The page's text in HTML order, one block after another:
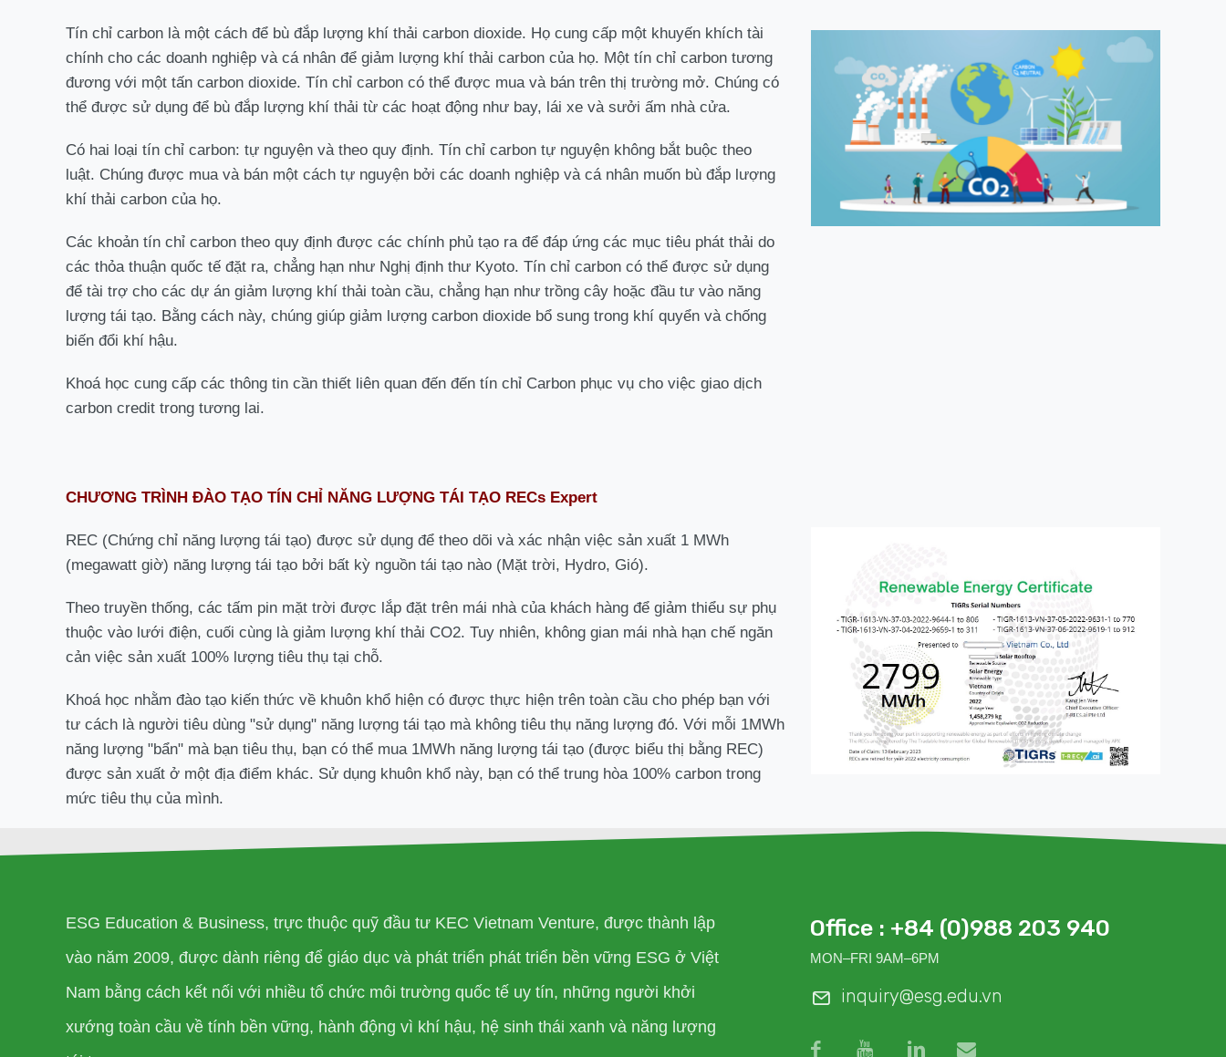
Tín chỉ carbon là một cách để bù đắp lượng khí thải carbon dioxide. Họ cung cấp một khuyến khích tài
chính cho các doanh nghiệp và cá nhân để giảm lượng khí thải carbon của họ. Một tín chỉ carbon tương
đương với một tấn carbon dioxide. Tín chỉ carbon có thể được mua và bán trên thị trường mở. Chúng có
thể được sử dụng để bù đắp lượng khí thải từ các hoạt động như bay, lái xe và sưởi ấm nhà cửa.
Có hai loại tín chỉ carbon: tự nguyện và theo quy định. Tín chỉ carbon tự nguyện không bắt buộc theo
luật. Chúng được mua và bán một cách tự nguyện bởi các doanh nghiệp và cá nhân muốn bù đắp lượng
khí thải carbon của họ.
Các khoản tín chỉ carbon theo quy định được các chính phủ tạo ra để đáp ứng các mục tiêu phát thải do
các thỏa thuận quốc tế đặt ra, chẳng hạn như Nghị định thư Kyoto. Tín chỉ carbon có thể được sử dụng
để tài trợ cho các dự án giảm lượng khí thải toàn cầu, chẳng hạn như trồng cây hoặc đầu tư vào năng
lượng tái tạo. Bằng cách này, chúng giúp giảm lượng carbon dioxide bổ sung trong khí quyển và chống
biến đổi khí hậu.
Khoá học cung cấp các thông tin cần thiết liên quan đến đến tín chỉ Carbon phục vụ cho việc giao dịch
carbon credit trong tương lai.
CHƯƠNG TRÌNH ĐÀO TẠO TÍN CHỈ NĂNG LƯỢNG TÁI TẠO RECs Expert
REC (Chứng chỉ năng lượng tái tạo) được sử dụng để theo dõi và xác nhận việc sản xuất 1 MWh
(megawatt giờ) năng lượng tái tạo bởi bất kỳ nguồn tái tạo nào (Mặt trời, Hydro, Gió).
Theo truyền thống, các tấm pin mặt trời được lắp đặt trên mái nhà của khách hàng để giảm thiểu sự phụ
thuộc vào lưới điện, cuối cùng là giảm lượng khí thải CO2. Tuy nhiên, không gian mái nhà hạn chế ngăn
cản việc sản xuất 100% lượng tiêu thụ tại chỗ.
Khoá học nhằm đào tạo kiến thức về khuôn khổ hiện có được thực hiện trên toàn cầu cho phép bạn với
tư cách là người tiêu dùng "sử dụng" năng lượng tái tạo mà không tiêu thụ năng lượng đó. Với mỗi 1MWh
năng lượng "bẩn" mà bạn tiêu thụ, bạn có thể mua 1MWh năng lượng tái tạo (được biểu thị bằng REC)
được sản xuất ở một địa điểm khác. Sử dụng khuôn khổ này, bạn có thể trung hòa 100% carbon trong
mức tiêu thụ của mình.
ESG Education & Business, trực thuộc quỹ đầu tư KEC Vietnam Venture, được thành lập
vào năm 2009, được dành riêng để giáo dục và phát triển phát triển bền vững ESG ở Việt
Nam bằng cách kết nối với nhiều tổ chức môi trường quốc tế uy tín, những người khởi
xướng toàn cầu về tính bền vững, hành động vì khí hậu, hệ sinh thái xanh và năng lượng
Office : +84 (0)988 203 940
MON–FRI 9AM–6PM
inquiry@esg.edu.vn